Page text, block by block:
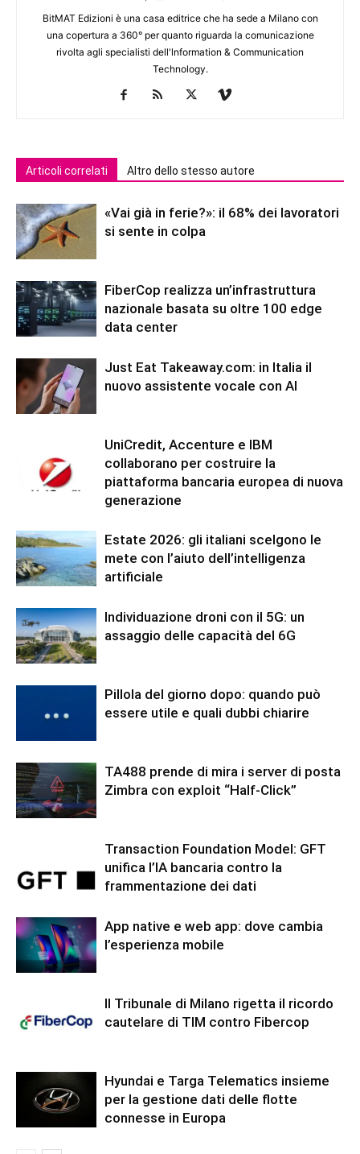
BitMAT Edizioni è una casa editrice che ha sede a Milano con
una copertura a 360° per quanto riguarda la comunicazione
rivolta agli specialisti dell'lnformation & Communication
Technology.
Articoli correlati Altro dello stesso autore
«Vai già in ferie?»: il 68% dei lavoratori
si sente in colpa
FiberCop realizza un’infrastruttura
nazionale basata su oltre 100 edge
data center
Just Eat Takeaway.com: in Italia il
nuovo assistente vocale con AI
UniCredit, Accenture e IBM
collaborano per costruire la
piattaforma bancaria europea di nuova
generazione
Estate 2026: gli italiani scelgono le
mete con l’aiuto dell’intelligenza
artificiale
Individuazione droni con il 5G: un
assaggio delle capacità del 6G
Pillola del giorno dopo: quando può
essere utile e quali dubbi chiarire
TA488 prende di mira i server di posta
Zimbra con exploit “Half-Click”
Transaction Foundation Model: GFT
unifica l’IA bancaria contro la
frammentazione dei dati
App native e web app: dove cambia
l’esperienza mobile
Il Tribunale di Milano rigetta il ricordo
cautelare di TIM contro Fibercop
Hyundai e Targa Telematics insieme
per la gestione dati delle flotte
connesse in Europa